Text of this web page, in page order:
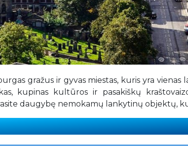
gražus ir gyvas miestas, kuris yra
kupinas kultūros ir pasakiškų
daugybę nemokamų lankytinų objektų,